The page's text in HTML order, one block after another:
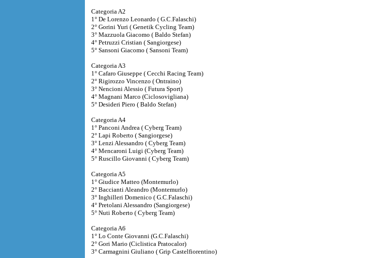
Categoria A2
1° De Lorenzo Leonardo ( G.C.Falaschi)
2° Gorini Yuri ( Genetik Cycling Team)
3° Mazzuola Giacomo ( Baldo Stefan)
4° Petruzzi Cristian ( Sangiorgese)
5° Sansoni Giacomo ( Sansoni Team)
Categoria A3
1° Cafaro Giuseppe ( Cecchi Racing Team)
2° Rigirozzo Vincenzo ( Ontraino)
3° Nencioni Alessio ( Futura Sport)
4° Magnani Marco (Ciclosovigliana)
5° Desideri Piero ( Baldo Stefan)
Categoria A4
1° Panconi Andrea ( Cyberg Team)
2° Lapi Roberto ( Sangiorgese)
3° Lenzi Alessandro ( Cyberg Team)
4° Mencaroni Luigi (Cyberg Team)
5° Ruscillo Giovanni ( Cyberg Team)
Categoria A5
1° Giudice Matteo (Montemurlo)
2° Baccianti Aleandro (Montemurlo)
3° Inghilleri Domenico ( G.C.Falaschi)
4° Pretolani Alessandro (Sangiorgese)
5° Nuti Roberto ( Cyberg Team)
Categoria A6
1° Lo Conte Giovanni (G.C.Falaschi)
2° Gori Mario (Ciclistica Pratocalor)
3° Carmagnini Giuliano ( Grip Castelfiorentino)